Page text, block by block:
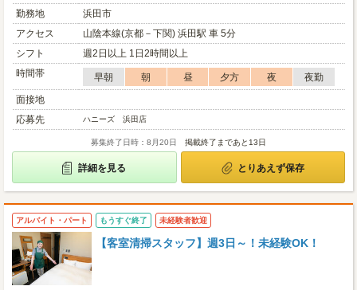
勤務地
浜田市
アクセス
山陰本線(京都－下関) 浜田駅 車 5分
シフト
週2日以上 1日2時間以上
時間帯
早朝 朝 昼 夕方 夜
夜勤
面接地
応募先
ハニーズ 浜田店
募集終了日時：8月20日 掲載終了まであと13日
詳細を見る とりあえず保存
アルバイト・パート もうすぐ終了 未経験者歓迎
【客室清掃スタッフ】週3日～！未経験OK！